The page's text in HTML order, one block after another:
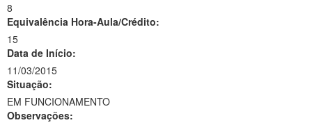
8
Equivalência Hora-Aula/Crédito:
15
Data de Início:
11/03/2015
Situação:
EM FUNCIONAMENTO
Observações: